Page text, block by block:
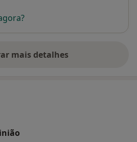
mais detalhes
sobre o endereço